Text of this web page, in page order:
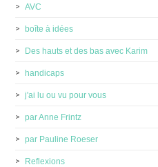
AVC
boîte à idées
Des hauts et des bas avec Karim
handicaps
j'ai lu ou vu pour vous
par Anne Frintz
par Pauline Roeser
Reflexions